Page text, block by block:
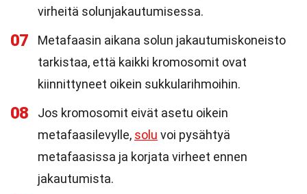
virheitä solunjakautumisessa.
07
Metafaasin aikana solun jakautumiskoneisto
tarkistaa, että kaikki kromosomit ovat
kiinnittyneet oikein sukkularihmoihin.
08
Jos kromosomit eivät asetu oikein
metafaasilevylle, solu voi pysähtyä
metafaasissa ja korjata virheet ennen
jakautumista.